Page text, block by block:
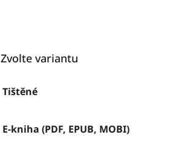
Zvolte variantu
Tištěné
E-kniha (PDF, EPUB, MOBI)